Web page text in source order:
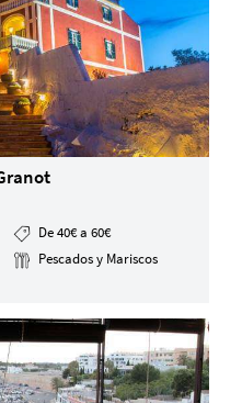
De 40€ a 60€
Pescados y Mariscos